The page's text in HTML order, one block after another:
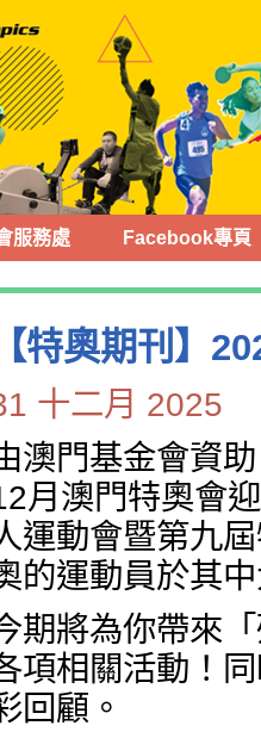
服務處 Facebook專頁
【特奧期刊】
十二月 2025
澳門基金會資
月澳門特奧會
運動會暨第九
的運動員於其
期將為你帶來
項相關活動！
回顧。